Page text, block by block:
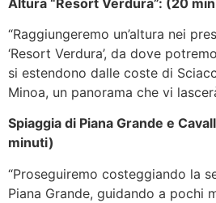
“Raggiungeremo un’altura nei
‘Resort Verdura’, da dove
si estendono dalle coste di
Minoa, un panorama che vi
Spiaggia di Piana Grande e
minuti)
“Proseguiremo costeggiando la
Piana Grande, guidando a pochi